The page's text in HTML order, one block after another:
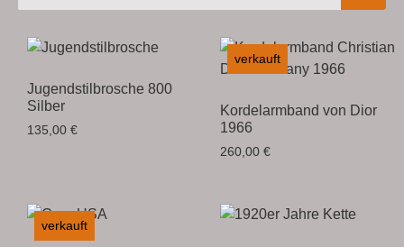
Jugendstilbrosche 800
Silber
135,00 €
verkauft
Kordelarmband von Dior
1966
260,00 €
verkauft